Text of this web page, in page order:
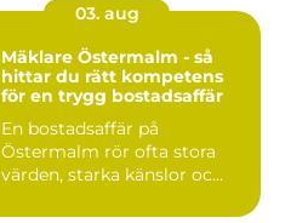
03. aug
Mäklare Östermalm - så
hittar du rätt kompetens
för en trygg bostadsaffär
En bostadsaffär på
Östermalm rör ofta stora
värden, starka känslor oc...